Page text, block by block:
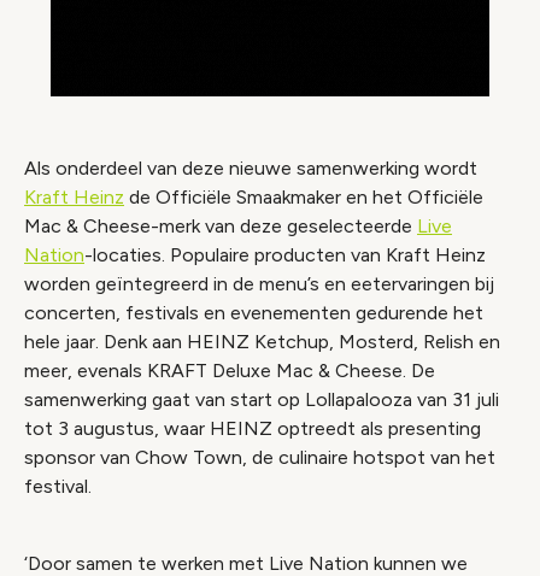
Als onderdeel van deze nieuwe samenwerking wordt
Kraft Heinz de Officiële Smaakmaker en het Officiële
Mac & Cheese-merk van deze geselecteerde Live
Nation-locaties. Populaire producten van Kraft Heinz
worden geïntegreerd in de menu’s en eetervaringen bij
concerten, festivals en evenementen gedurende het
hele jaar. Denk aan HEINZ Ketchup, Mosterd, Relish en
meer, evenals KRAFT Deluxe Mac & Cheese. De
samenwerking gaat van start op Lollapalooza van 31 juli
tot 3 augustus, waar HEINZ optreedt als presenting
sponsor van Chow Town, de culinaire hotspot van het
festival.
‘Door samen te werken met Live Nation kunnen we